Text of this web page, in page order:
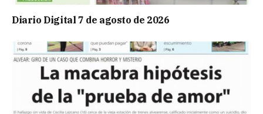
Diario Digital 7 de agosto de 2026